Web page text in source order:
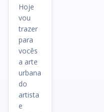
Hoje
vou
trazer
para
vocês
a arte
urbana
do
artista
e